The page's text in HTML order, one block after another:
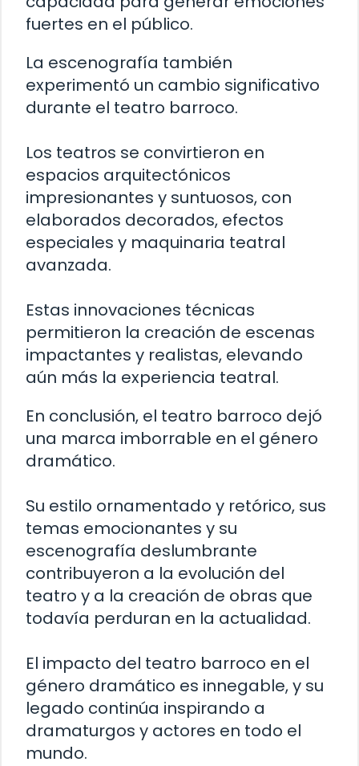
fuertes en el público.
La escenografía también
experimentó un cambio significativo
durante el teatro barroco.
Los teatros se convirtieron en
espacios arquitectónicos
impresionantes y suntuosos, con
elaborados decorados, efectos
especiales y maquinaria teatral
avanzada.
Estas innovaciones técnicas
permitieron la creación de escenas
impactantes y realistas, elevando
aún más la experiencia teatral.
En conclusión, el teatro barroco dejó
una marca imborrable en el género
dramático.
Su estilo ornamentado y retórico, sus
temas emocionantes y su
escenografía deslumbrante
contribuyeron a la evolución del
teatro y a la creación de obras que
todavía perduran en la actualidad.
El impacto del teatro barroco en el
género dramático es innegable, y su
legado continúa inspirando a
dramaturgos y actores en todo el
mundo.